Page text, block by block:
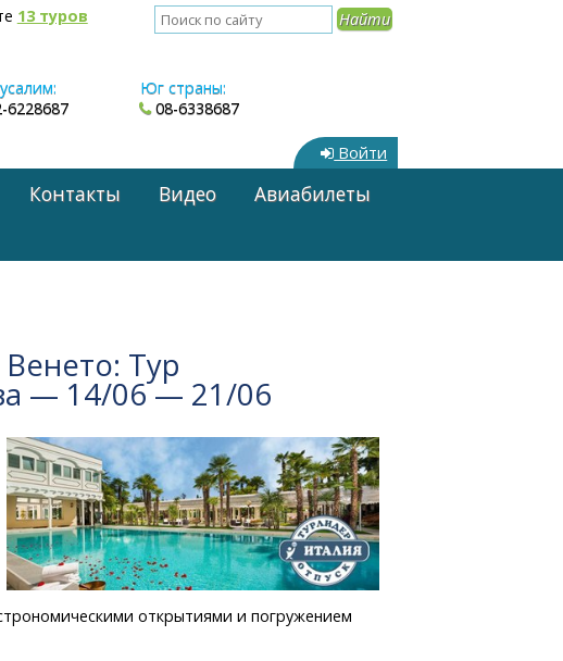
13 туров
6228687
Юг страны:
08-6338687
Войти
Контакты Видео
Авиабилеты
Тур
— 14/06 — 21/06
открытиями и погружением